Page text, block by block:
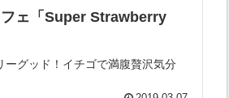
フェ「Super Strawberry
グッド！イチゴで満腹贅沢気分